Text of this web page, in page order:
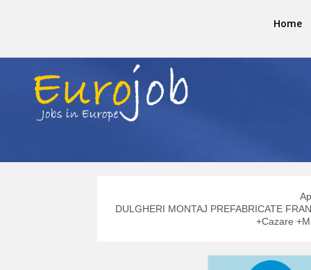
Home
DULGHERI MONTAJ PREFABRICATE
+Cazare